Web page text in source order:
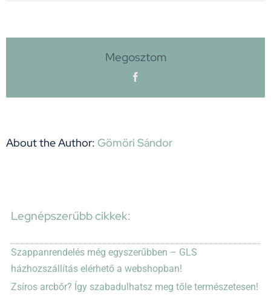
Megosztom
About the Author: Gömöri Sándor
Legnépszerűbb cikkek:
Szappanrendelés még egyszerűbben – GLS
házhozszállítás elérhető a webshopban!
Zsíros arcbőr? Így szabadulhatsz meg tőle természetesen!